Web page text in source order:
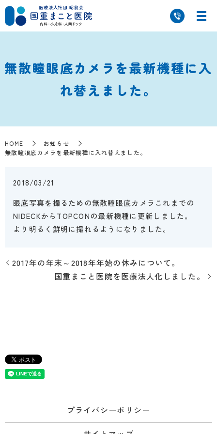
無散瞳眼底カメラを最新機種に入
れ替えました。
HOME
お知らせ
無散瞳眼底カメラを最新機種に入れ替えました。
2018/03/21
眼底写真を撮るための無散瞳眼底カメラこれまでの
NIDECKからTOPCONの最新機種に更新しました。
より明るく鮮明に撮れるようになりました。
2017年の年末～2018年年始の休みについて。
国重まこと医院を医療法人化しました。
プライバシーポリシー